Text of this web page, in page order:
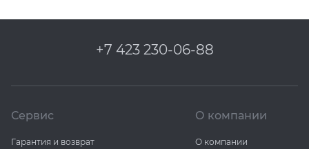
+7 423 230-06-88
Сервис
Гарантия и возврат
О компании
О компании